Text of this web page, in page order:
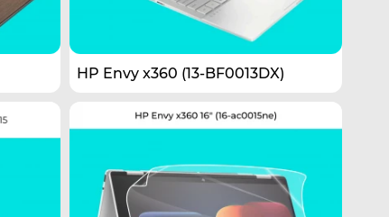
HP Envy x360 (13-BF0013DX)